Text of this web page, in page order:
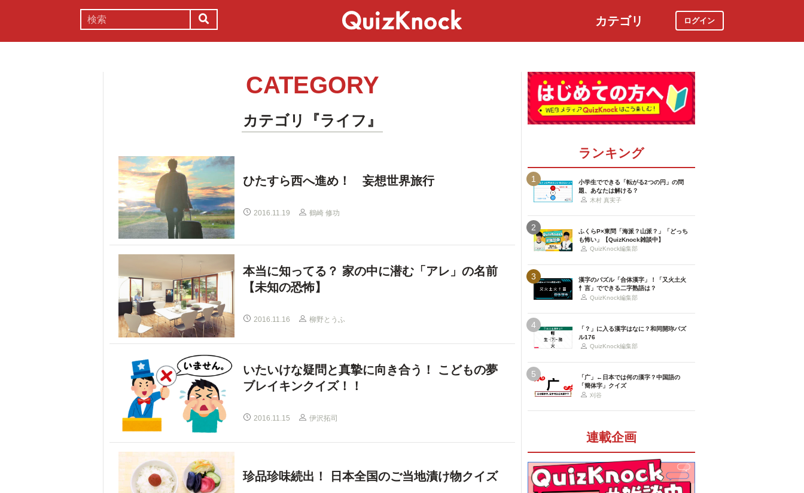
カテゴリ ログイン
CATEGORY
カテゴリ『ライフ』
ひたすら西へ進め！ 妄想世界旅行
2016.11.19 鶴崎 修功
本当に知ってる？ 家の中に潜む「アレ」の名前
【未知の恐怖】
2016.11.16 柳野とうふ
いたいけな疑問と真摯に向き合う！ こどもの夢
ブレイキンクイズ！！
2016.11.15 伊沢拓司
珍品珍味続出！ 日本全国のご当地漬け物クイズ
ランキング
1
小学生でできる「転がる2つの円」の問
題、あなたは解ける？
木村 真実子
2
ふくらP×東問「海派？山派？」「どっち
も怖い」【QuizKnock雑談中】
QuizKnock編集部
3
漢字のパズル「合体漢字」！「又火土火
忄言」でできる二字熟語は？
QuizKnock編集部
4
「？」に入る漢字はなに？和同開珎パズ
ル176
QuizKnock編集部
5
「广」←日本では何の漢字？中国語の
「簡体字」クイズ
刈谷
連載企画